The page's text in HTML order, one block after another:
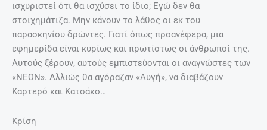
ισχυριστεί ότι θα ισχύσει το ίδιο; Εγώ δεν θα
στοιχημάτιζα. Μην κάνουν το λάθος οι εκ του
παρασκηνίου δρώντες. Γιατί όπως προανέφερα, μια
εφημερίδα είναι κυρίως και πρωτίστως οι άνθρωποί της.
Αυτούς ξέρουν, αυτούς εμπιστεύονται οι αναγνώστες των
«ΝΕΩΝ». Αλλιώς θα αγόραζαν «Αυγή», να διαβάζουν
Καρτερό και Κατσάκο…
Κρίση